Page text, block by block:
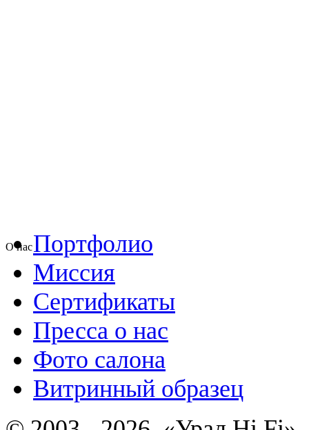
О насПортфолио
Миссия
Сертификаты
Пресса о нас
Фото салона
Витринный образец